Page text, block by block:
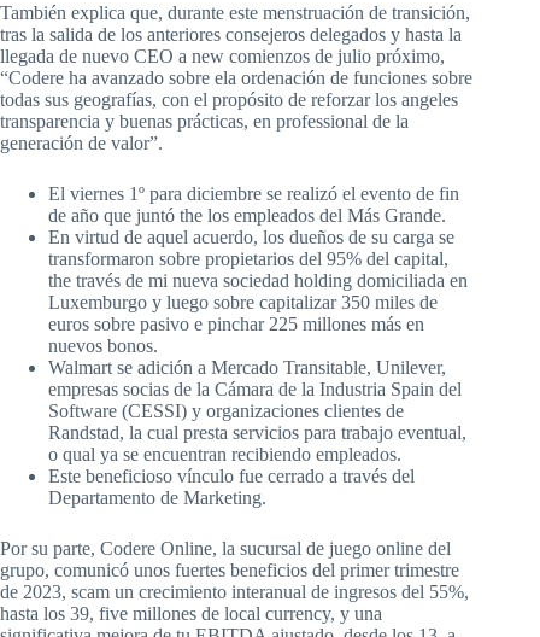
También explica que, durante este menstruación de transición,
tras la salida de los anteriores consejeros delegados y hasta la
llegada de nuevo CEO a new comienzos de julio próximo,
“Codere ha avanzado sobre ela ordenación de funciones sobre
todas sus geografías, con el propósito de reforzar los angeles
transparencia y buenas prácticas, en professional de la
generación de valor”.
El viernes 1º para diciembre se realizó el evento de fin
de año que juntó the los empleados del Más Grande.
En virtud de aquel acuerdo, los dueños de su carga se
transformaron sobre propietarios del 95% del capital,
the través de mi nueva sociedad holding domiciliada en
Luxemburgo y luego sobre capitalizar 350 miles de
euros sobre pasivo e pinchar 225 millones más en
nuevos bonos.
Walmart se adición a Mercado Transitable, Unilever,
empresas socias de la Cámara de la Industria Spain del
Software (CESSI) y organizaciones clientes de
Randstad, la cual presta servicios para trabajo eventual,
o qual ya se encuentran recibiendo empleados.
Este beneficioso vínculo fue cerrado a través del
Departamento de Marketing.
Por su parte, Codere Online, la sucursal de juego online del
grupo, comunicó unos fuertes beneficios del primer trimestre
de 2023, scam un crecimiento interanual de ingresos del 55%,
hasta los 39, five millones de local currency, y una